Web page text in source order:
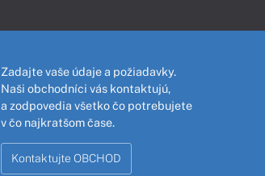
Zadajte vaše údaje a požiadavky.
Naši obchodníci vás kontaktujú,
a zodpovedia všetko čo potrebujete
v čo najkratšom čase.
Kontaktujte OBCHOD